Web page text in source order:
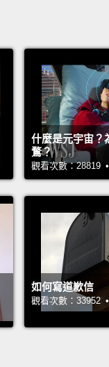
什麼是元宇宙？
鶩？
觀看次數：28819
如何寫道歉信
觀看次數：33952